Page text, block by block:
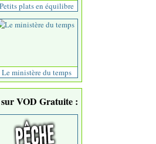
Petits plats en équilibre
Le ministère du temps
VOD Gratuite :